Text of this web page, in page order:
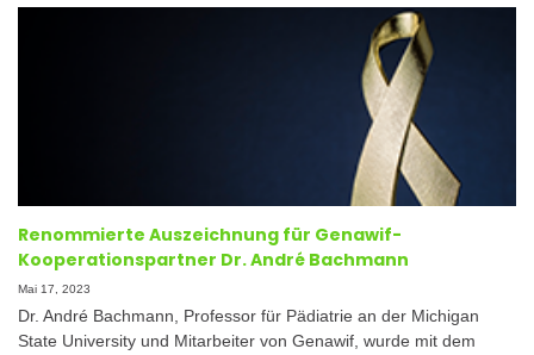
Renommierte Auszeichnung für Genawif-
Kooperationspartner Dr. André Bachmann
Mai 17, 2023
Dr. André Bachmann, Professor für Pädiatrie an der Michigan
State University und Mitarbeiter von Genawif, wurde mit dem